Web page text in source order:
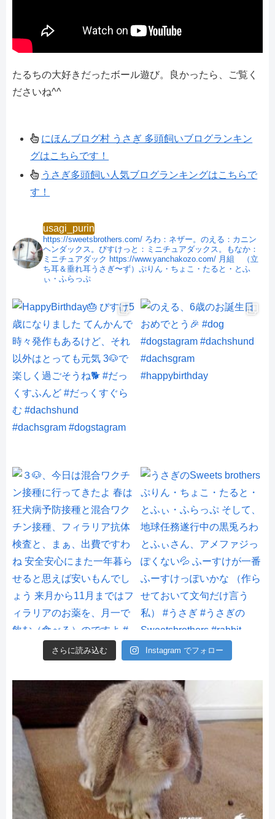
たるちの大好きだったボール遊び。良かったら、ご覧く
ださいね^^
にほんブログ村 うさぎ 多頭飼いブログランキン
グはこちらです！
うさぎ多頭飼い人気ブログランキングはこちらで
す！
usagi_purin
https://sweetsbrothers.com/ ろわ：ネザー。のえる：カニン
ヘンダックス。びすけっと：ミニチュアダックス。もなか：
ミニチュアダック https://www.yanchakozo.com/ 月組 （立
ち耳＆垂れ耳うさぎ〜ず）ぷりん・ちょこ・たると・とふ
ぃ・ふらっぷ
さらに読み込む Instagram でフォロー